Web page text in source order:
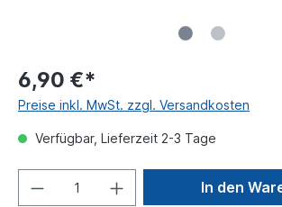
6,90 €*
Preise inkl. MwSt. zzgl. Versandkosten
Verfügbar, Lieferzeit 2-3 Tage
In den